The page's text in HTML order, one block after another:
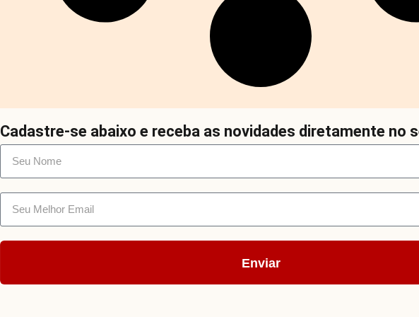
Cadastre-se abaixo e receba as novidades diretamente no
Enviar